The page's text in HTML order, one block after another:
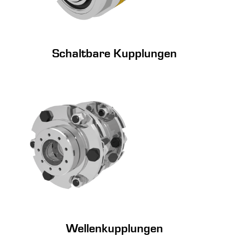
Schaltbare Kupplungen
Wellenkupplungen